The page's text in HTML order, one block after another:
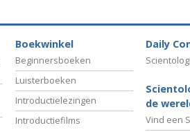
Boekwinkel
Beginnersboeken
Luisterboeken
Introductielezingen
Introductiefilms
Daily
de
Vind een